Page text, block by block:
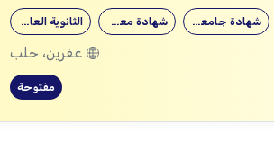
الثانوية العامة شهادة معهد شهادة جامعية
عفرين، حلب
مفتوحة